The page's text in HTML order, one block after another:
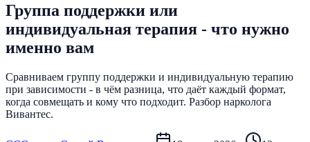
Группа поддержки или
индивидуальная терапия - что нужно
именно вам
Сравниваем группу поддержки и индивидуальную терапию
при зависимости - в чём разница, что даёт каждый формат,
когда совмещать и кому что подходит. Разбор нарколога
Вивантес.